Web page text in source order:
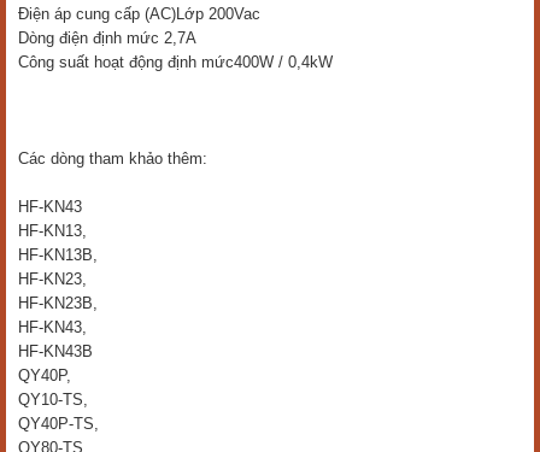
Điện áp cung cấp (AC)Lớp 200Vac
Dòng điện định mức 2,7A
Công suất hoạt động định mức400W / 0,4kW
Các dòng tham khảo thêm:
HF-KN43
HF-KN13,
HF-KN13B,
HF-KN23,
HF-KN23B,
HF-KN43,
HF-KN43B
QY40P,
QY10-TS,
QY40P-TS,
QY80-TS,